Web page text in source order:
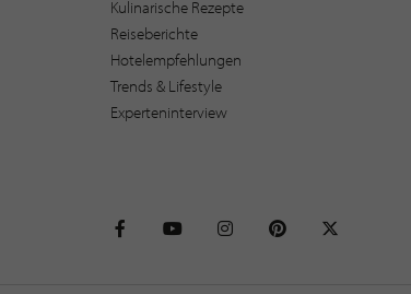
Kulinarische Rezepte
Reiseberichte
Hotelempfehlungen
Trends & Lifestyle
Experteninterview